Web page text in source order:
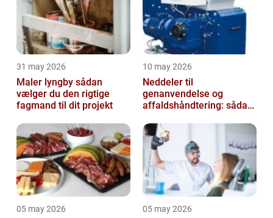
31 may 2026
Maler lyngby sådan
vælger du den rigtige
fagmand til dit projekt
10 may 2026
Neddeler til
genanvendelse og
affaldshåndtering: sådan
05 may 2026 05 may 2026